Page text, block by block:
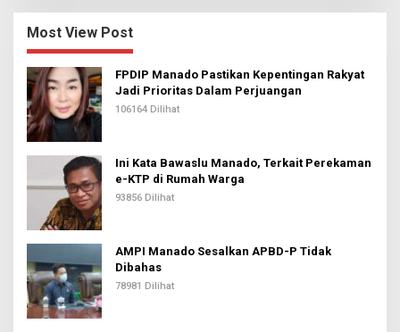
Most View Post
FPDIP Manado Pastikan Kepentingan Rakyat
Jadi Prioritas Dalam Perjuangan
106164 Dilihat
Ini Kata Bawaslu Manado, Terkait Perekaman
e-KTP di Rumah Warga
93856 Dilihat
AMPI Manado Sesalkan APBD-P Tidak
Dibahas
78981 Dilihat